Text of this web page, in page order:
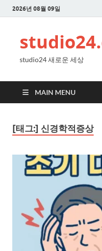
2026년 08월 09일
studio24 새로운 세상
MAIN MENU
[태그:] 신경학적증상